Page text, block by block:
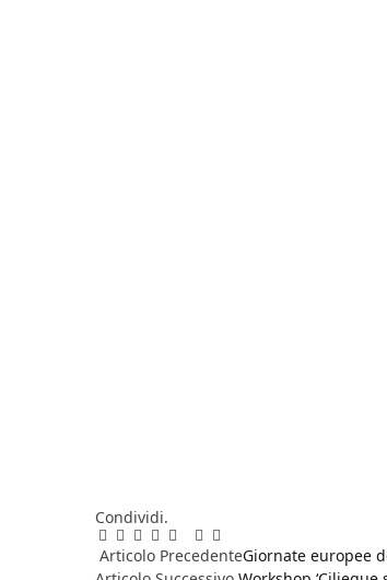
Condividi.
Facebook
Twitter
Pinterest
LinkedIn
RedditWhatsApp
Telegram
Email
Articolo PrecedenteGiornate europee